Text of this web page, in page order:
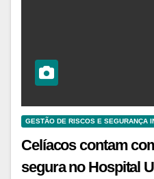
GESTÃO DE RISCOS E SEGURANÇA
Celíacos contam
segura no Hospital